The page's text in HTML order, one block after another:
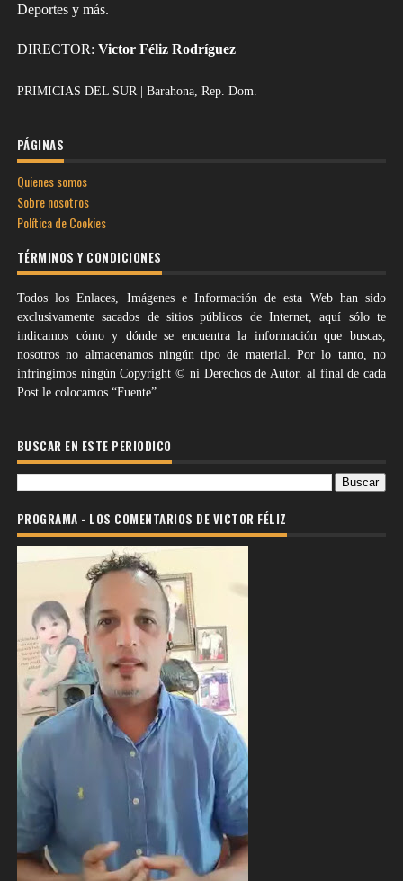
Deportes y más.
DIRECTOR: Victor Féliz Rodríguez
PRIMICIAS DEL SUR | Barahona, Rep. Dom.
PÁGINAS
Quienes somos
Sobre nosotros
Política de Cookies
TÉRMINOS Y CONDICIONES
Todos los Enlaces, Imágenes e Información de esta Web han sido
exclusivamente sacados de sitios públicos de Internet, aquí sólo te
indicamos cómo y dónde se encuentra la información que buscas,
nosotros no almacenamos ningún tipo de material. Por lo tanto, no
infringimos ningún Copyright © ni Derechos de Autor. al final de cada
Post le colocamos “Fuente”
BUSCAR EN ESTE PERIODICO
PROGRAMA - LOS COMENTARIOS DE VICTOR FÉLIZ